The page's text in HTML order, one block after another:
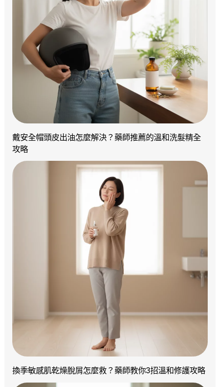
戴安全帽頭皮出油怎麼解決？藥師推薦的溫和洗髮精全
攻略
換季敏感肌乾燥脫屑怎麼救？藥師教你3招溫和修護攻略